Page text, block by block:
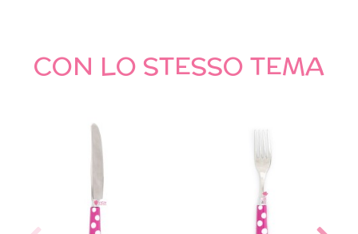
CON LO STESSO TEMA